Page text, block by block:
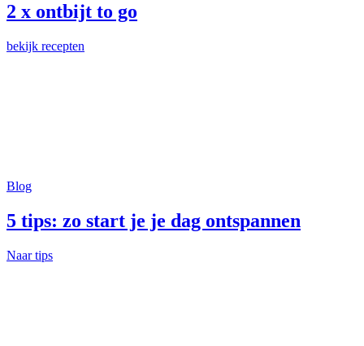
2 x ontbijt to go
bekijk recepten
Blog
5 tips: zo start je je dag ontspannen
Naar tips